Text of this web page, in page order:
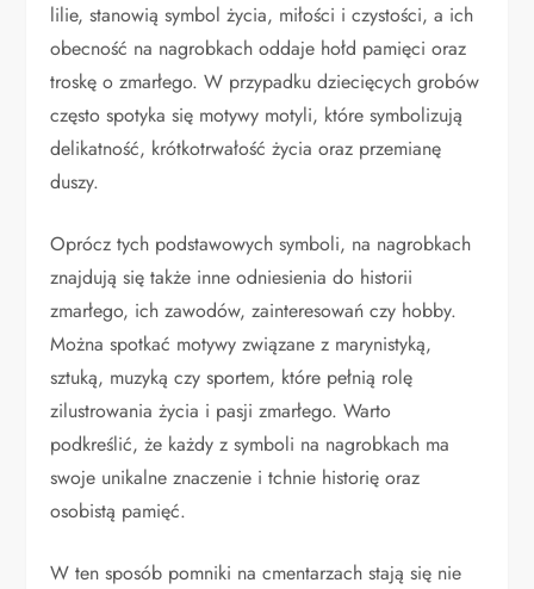
lilie, stanowią symbol życia, miłości i czystości, a ich
obecność na nagrobkach oddaje hołd pamięci oraz
troskę o zmarłego. W przypadku dziecięcych grobów
często spotyka się motywy motyli, które symbolizują
delikatność, krótkotrwałość życia oraz przemianę
duszy.
Oprócz tych podstawowych symboli, na nagrobkach
znajdują się także inne odniesienia do historii
zmarłego, ich zawodów, zainteresowań czy hobby.
Można spotkać motywy związane z marynistyką,
sztuką, muzyką czy sportem, które pełnią rolę
zilustrowania życia i pasji zmarłego. Warto
podkreślić, że każdy z symboli na nagrobkach ma
swoje unikalne znaczenie i tchnie historię oraz
osobistą pamięć.
W ten sposób pomniki na cmentarzach stają się nie